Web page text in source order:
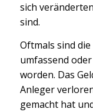
sich
sind.
Oftmals sind
umfassend
worden. Das
Anleger
gemacht hat